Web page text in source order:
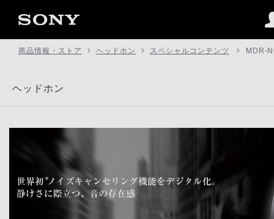
商品情報・ストア ヘッドホン スペシャルコンテンツ MDR-
ヘッドホン